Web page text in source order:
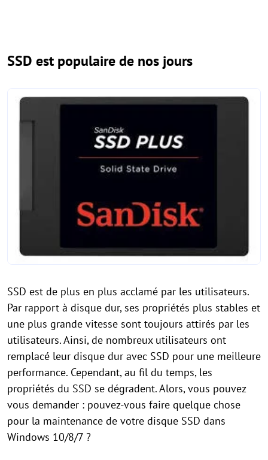
SSD est populaire de nos jours
SSD est de plus en plus acclamé par les utilisateurs.
Par rapport à disque dur, ses propriétés plus stables et
une plus grande vitesse sont toujours attirés par les
utilisateurs. Ainsi, de nombreux utilisateurs ont
remplacé leur disque dur avec SSD pour une meilleure
performance. Cependant, au fil du temps, les
propriétés du SSD se dégradent. Alors, vous pouvez
vous demander : pouvez-vous faire quelque chose
pour la maintenance de votre disque SSD dans
Windows 10/8/7 ?